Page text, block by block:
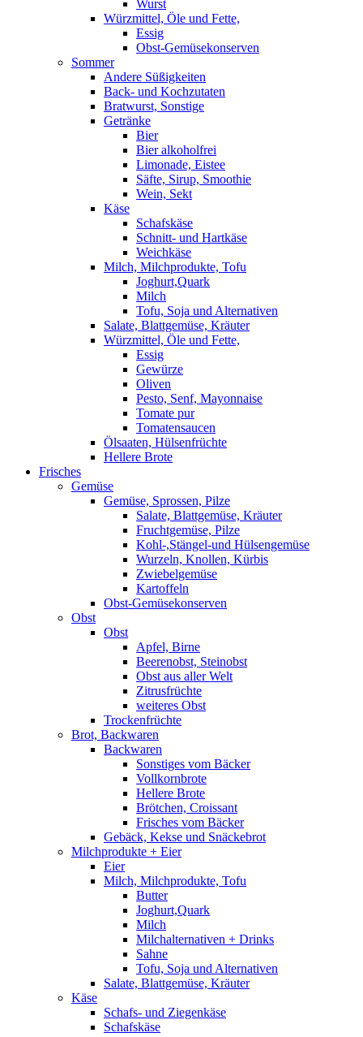
Wurst
Würzmittel, Öle und Fette,
Essig
Obst-Gemüsekonserven
Sommer
Andere Süßigkeiten
Back- und Kochzutaten
Bratwurst, Sonstige
Getränke
Bier
Bier alkoholfrei
Limonade, Eistee
Säfte, Sirup, Smoothie
Wein, Sekt
Käse
Schafskäse
Schnitt- und Hartkäse
Weichkäse
Milch, Milchprodukte, Tofu
Joghurt,Quark
Milch
Tofu, Soja und Alternativen
Salate, Blattgemüse, Kräuter
Würzmittel, Öle und Fette,
Essig
Gewürze
Oliven
Pesto, Senf, Mayonnaise
Tomate pur
Tomatensaucen
Ölsaaten, Hülsenfrüchte
Hellere Brote
Frisches
Gemüse
Gemüse, Sprossen, Pilze
Salate, Blattgemüse, Kräuter
Fruchtgemüse, Pilze
Kohl-,Stängel-und Hülsengemüse
Wurzeln, Knollen, Kürbis
Zwiebelgemüse
Kartoffeln
Obst-Gemüsekonserven
Obst
Obst
Apfel, Birne
Beerenobst, Steinobst
Obst aus aller Welt
Zitrusfrüchte
weiteres Obst
Trockenfrüchte
Brot, Backwaren
Backwaren
Sonstiges vom Bäcker
Vollkornbrote
Hellere Brote
Brötchen, Croissant
Frisches vom Bäcker
Gebäck, Kekse und Snäckebrot
Milchprodukte + Eier
Eier
Milch, Milchprodukte, Tofu
Butter
Joghurt,Quark
Milch
Milchalternativen + Drinks
Sahne
Tofu, Soja und Alternativen
Salate, Blattgemüse, Kräuter
Käse
Schafs- und Ziegenkäse
Schafskäse